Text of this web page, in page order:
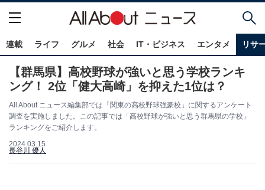
連載 ライフ グルメ 社会 IT・ビジネス エンタメ リサ
【群馬県】高校野球が強いと思う学校ランキ
ング！ 2位「健大高崎」を抑えた1位は？
All About ニュース編集部では「関東の高校野球強豪校」に関するアンケート
調査を実施しました。この記事では「高校野球が強いと思う群馬県の学校」
ランキングをご紹介します。
2024.03.15
長谷川 優人